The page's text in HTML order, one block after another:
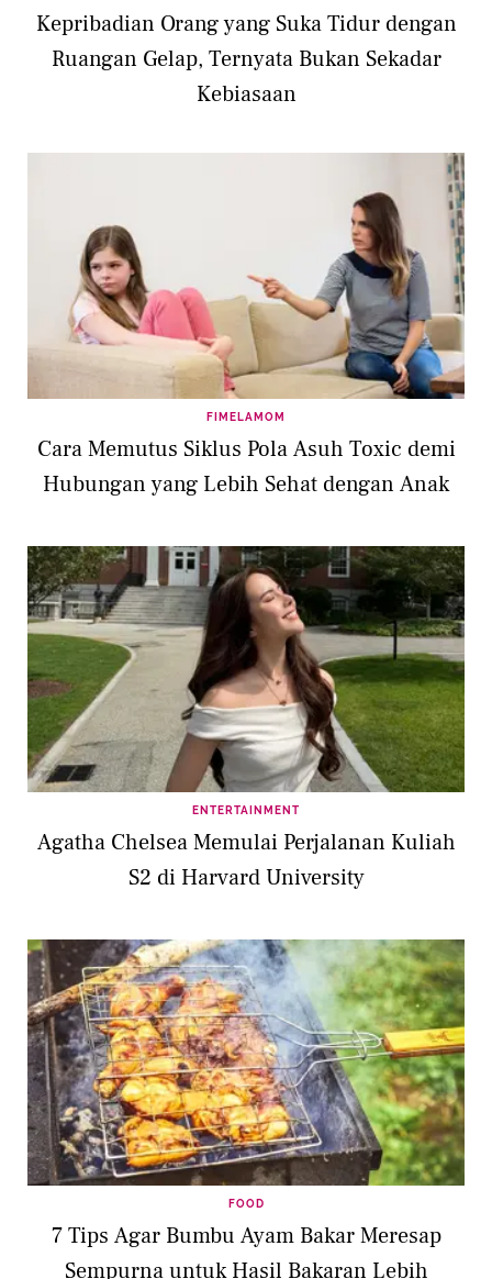
Kepribadian Orang yang Suka Tidur dengan
Ruangan Gelap, Ternyata Bukan Sekadar
Kebiasaan
FIMELAMOM
Cara Memutus Siklus Pola Asuh Toxic demi
Hubungan yang Lebih Sehat dengan Anak
ENTERTAINMENT
Agatha Chelsea Memulai Perjalanan Kuliah
S2 di Harvard University
FOOD
7 Tips Agar Bumbu Ayam Bakar Meresap
Sempurna untuk Hasil Bakaran Lebih